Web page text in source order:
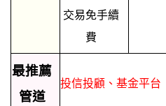
交易免手續
費
最推薦
管道
投信投顧、基金平台